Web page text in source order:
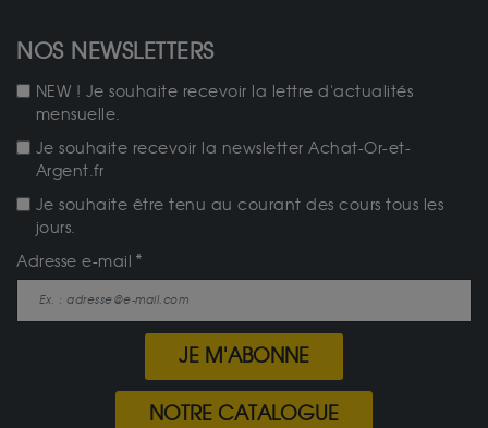
NOS NEWSLETTERS
NEW ! Je souhaite recevoir la lettre d'actualités
mensuelle.
Je souhaite recevoir la newsletter Achat-Or-et-
Argent.fr
Je souhaite être tenu au courant des cours tous les
jours.
Adresse e-mail
JE M'ABONNE
NOTRE CATALOGUE